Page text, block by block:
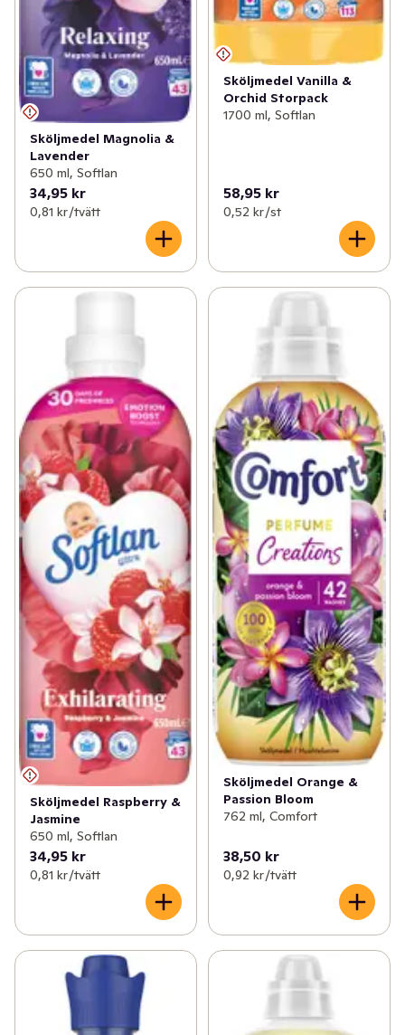
Sköljmedel Magnolia &
Lavender
650 ml, Softlan
34,95 kr
0,81 kr /tvätt
Sköljmedel Vanilla &
Orchid Storpack
1700 ml, Softlan
58,95 kr
0,52 kr /st
Sköljmedel Raspberry &
Jasmine
650 ml, Softlan
34,95 kr
0,81 kr /tvätt
Sköljmedel Orange &
Passion Bloom
762 ml, Comfort
38,50 kr
0,92 kr /tvätt